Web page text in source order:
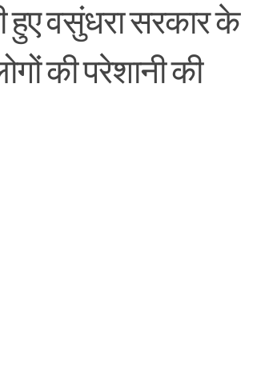
हुए वसुंधरा सरकार के
की परेशानी की